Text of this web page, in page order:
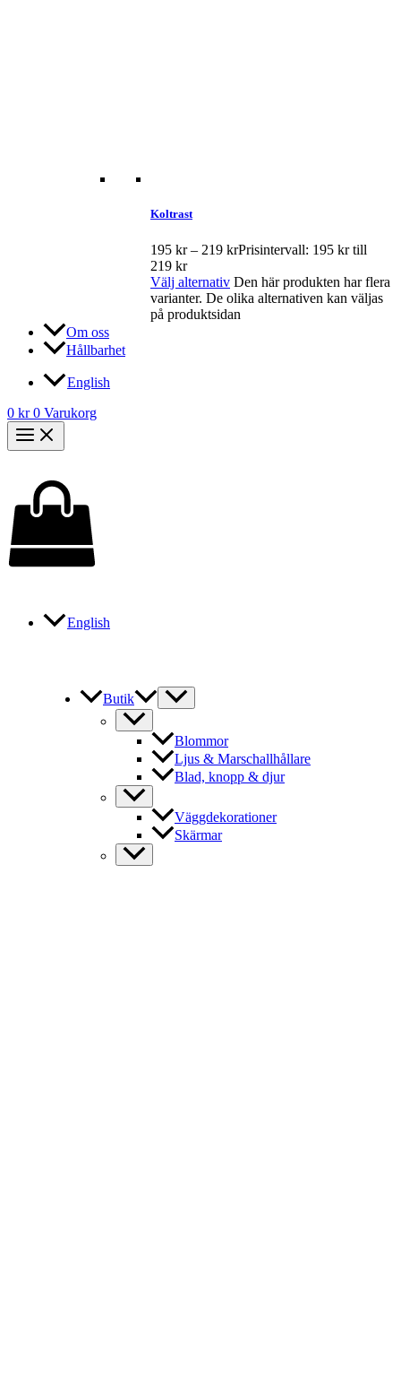
Koltrast
195 kr – 219 krPrisintervall: 195 kr till
219 kr
Välj alternativ Den här produkten har flera
varianter. De olika alternativen kan väljas
på produktsidan
Om oss
Hållbarhet
English
0 kr 0 Varukorg
English
Butik
Blommor
Ljus & Marschallhållare
Blad, knopp & djur
Väggdekorationer
Skärmar